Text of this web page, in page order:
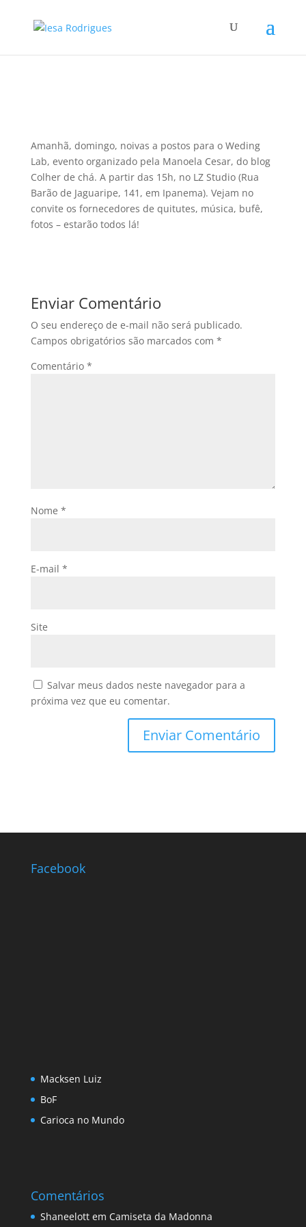
Amanhã, domingo, noivas a postos para o Weding
Lab, evento organizado pela Manoela Cesar, do blog
Colher de chá. A partir das 15h, no LZ Studio (Rua
Barão de Jaguaripe, 141, em Ipanema). Vejam no
convite os fornecedores de quitutes, música, bufê,
fotos – estarão todos lá!
Enviar Comentário
O seu endereço de e-mail não será publicado.
Campos obrigatórios são marcados com *
Comentário *
Nome *
E-mail *
Site
Salvar meus dados neste navegador para a
próxima vez que eu comentar.
Facebook
Macksen Luiz
BoF
Carioca no Mundo
Comentários
Shaneelottem Camiseta da Madonna